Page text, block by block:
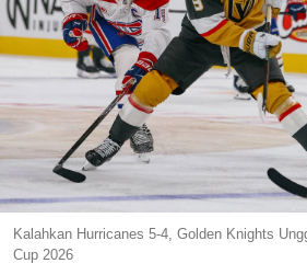
Kalahkan Hurricanes 5-4, Golden Knights
Cup 2026